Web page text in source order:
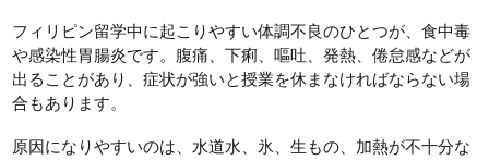
フィリピン留学中に起こりやすい体調不良のひとつが、食中毒
や感染性胃腸炎です。腹痛、下痢、嘔吐、発熱、倦怠感などが
出ることがあり、症状が強いと授業を休まなければならない場
合もあります。
原因になりやすいのは、水道水、氷、生もの、加熱が不十分な